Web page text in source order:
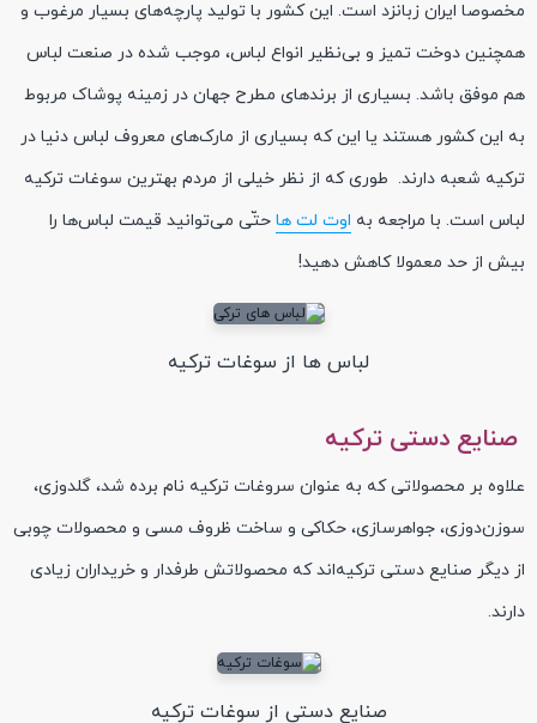
مخصوصا ایران زبانزد است. این کشور با تولید پارچه‌های بسیار مرغوب و
همچنین دوخت تمیز و بی‌نظیر انواع لباس، موجب شده در صنعت لباس
هم موفق باشد. بسیاری از برند‌های مطرح جهان در زمینه پوشاک مربوط
به این کشور هستند یا این که بسیاری از مارک‌های معروف لباس دنیا در
ترکیه شعبه دارند. طوری که از نظر خیلی از مردم بهترین سوغات ترکیه
لباس است. با مراجعه به اوت لت ها حتّی می‌توانید قیمت لباس‌ها را
بیش از حد معمولا کاهش دهید!
لباس ها از سوغات ترکیه
صنایع دستی ترکیه
علاوه بر محصولاتی که به عنوان سروغات ترکیه نام برده شد، گلدوزی،
سوزن‌دوزی، جواهرسازی، حکاکی و ساخت ظروف مسی و محصولات چوبی
از دیگر صنایع دستی ترکیه‌اند که محصولاتش طرفدار و خریداران زیادی
دارند.
صنایع دستی از سوغات ترکیه